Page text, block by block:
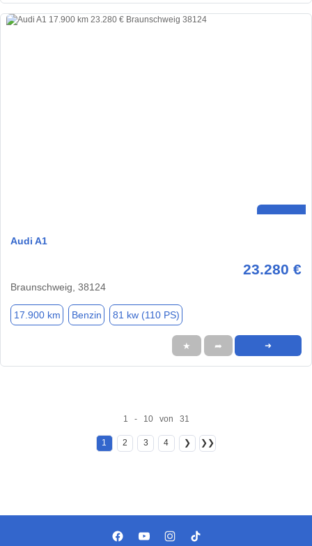
Audi A1
23.280 €
Braunschweig, 38124
17.900 km Benzin 81 kw (110 PS)
★ ➦ ➜
1 - 10 von 31
1 2 3 4 ❯ ❯❯